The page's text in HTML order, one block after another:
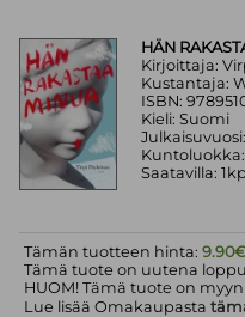
HÄN
Kirjoittaja:
Kustantaja:
ISBN:
Kieli: Suomi
Saatavilla:
Tämän tuotteen hinta:9.90€
Tämä tuote on uutena
HUOM! Tämä tuote on
Lue lisää Omakaupasta